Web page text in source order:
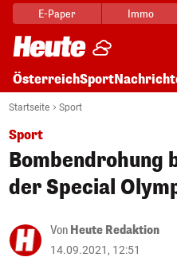
E-Paper Immo
ÖsterreichSport
Startseite Sport
Sport
Bombendrohung
der Special
Von Heute Redaktion
14.09.2021, 12:51